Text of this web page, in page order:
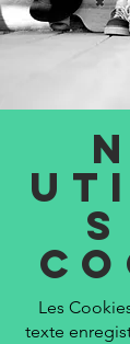
Les
texte